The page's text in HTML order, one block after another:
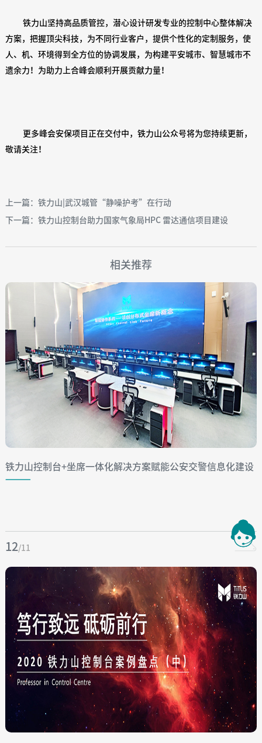
铁力山坚持高品质管控，潜心设计研发专业的控制中心整体解决
方案，把握顶尖科技，为不同行业客户，提供个性化的定制服务，使
人、机、环境得到全方位的协调发展，为构建平安城市、智慧城市不
遗余力！为助力上合峰会顺利开展贡献力量！
更多峰会安保项目正在交付中，铁力山公众号将为您持续更新，
敬请关注！
上一篇：铁力山|武汉城管“静噪护考”在行动
下一篇：铁力山控制台助力国家气象局HPC 雷达通信项目建设
相关推荐
铁力山控制台+坐席一体化解决方案赋能公安交警信息化建设
12/11